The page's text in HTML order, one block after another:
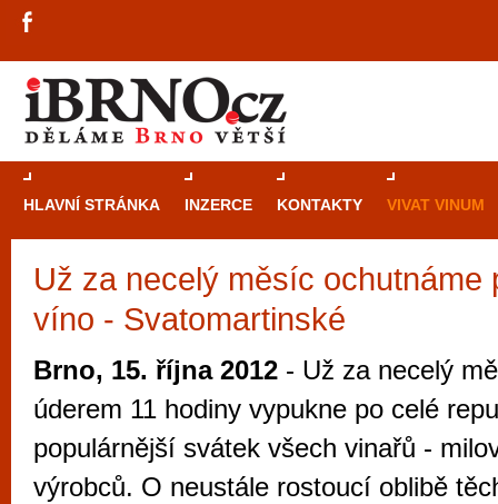
HLAVNÍ STRÁNKA INZERCE KONTAKTY VIVAT VINUM
Už za necelý měsíc ochutnáme
víno - Svatomartinské
Brno, 15. října 2012 - Už za necelý
úderem 11 hodiny vypukne po celé
populárnější svátek všech vinařů -
výrobců. O neustále rostoucí oblibě
Průvodce
Brně: Od
Brno je
zajímavé
restaurace,
Mimo jiné je ale také místem, kde si